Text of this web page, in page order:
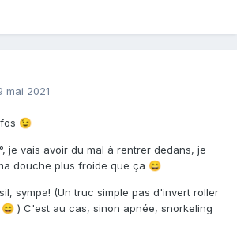
mai 2021
😉
je vais avoir du mal à rentrer dedans, je
douche plus froide que ça 😄
sympa! (Un truc simple pas d'invert roller
😄 ) C'est au cas, sinon apnée, snorkeling